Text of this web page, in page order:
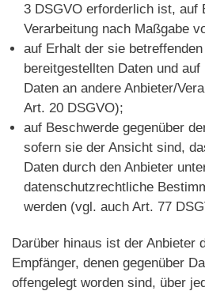
3 DSGVO erforderlich ist, auf
Verarbeitung nach Maßgabe
auf Erhalt der sie
bereitgestellten Daten und
Daten an andere Anbieter/
Art. 20 DSGVO);
auf Beschwerde gegenüber
sofern sie der Ansicht sind,
Daten durch den Anbieter
datenschutzrechtliche
werden (vgl. auch Art. 77
Darüber hinaus ist der Anbieter
Empfänger, denen gegenüber
offengelegt worden sind, über